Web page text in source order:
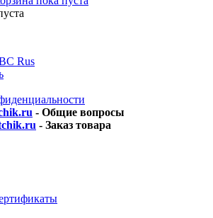
Rus
- Общие вопросы
- Заказ товара